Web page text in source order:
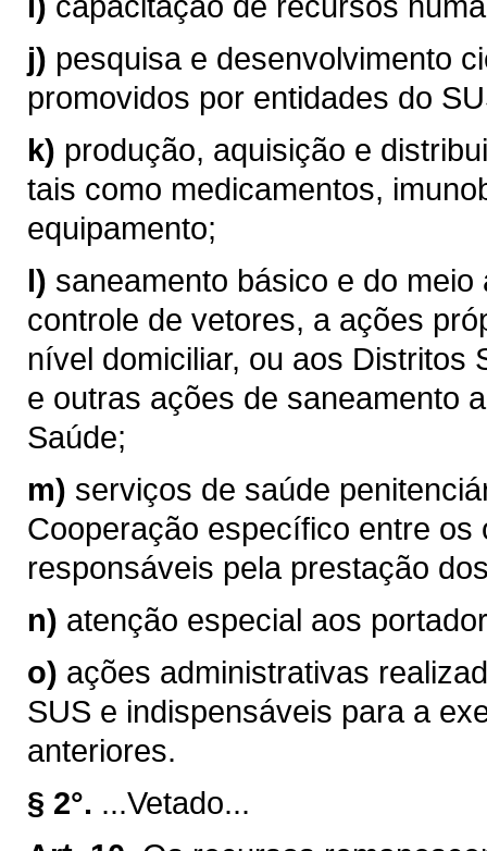
j) pesquisa e desenvolvimento
promovidos por entidades do
k) produção, aquisição e
tais como medicamentos,
equipamento;
l) saneamento básico e do
controle de vetores, a ações
nível domiciliar, ou aos Distritos
e outras ações de saneamento
Saúde;
m) serviços de saúde
Cooperação específico entre
responsáveis pela prestação
n) atenção especial aos
o) ações administrativas
SUS e indispensáveis para a
anteriores.
§ 2°. ...Vetado...